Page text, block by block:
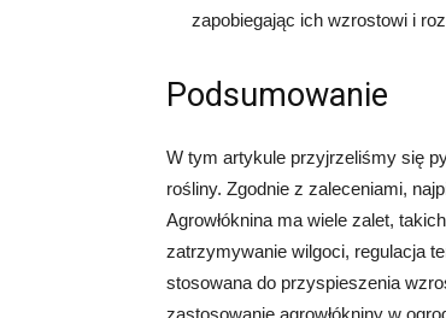
zapobiegając ich wzrostowi i
Podsumowanie
W tym artykule przyjrzeliśmy się
rośliny. Zgodnie z zaleceniami,
Agrowłóknina ma wiele zalet,
zatrzymywanie wilgoci, regulacja
stosowana do przyspieszenia
zastosowanie agrowłókniny w